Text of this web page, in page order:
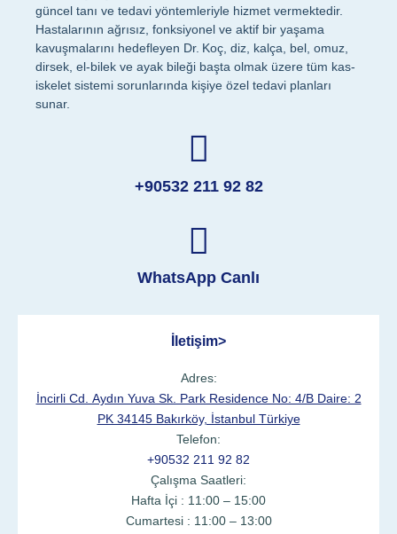
güncel tanı ve tedavi yöntemleriyle hizmet vermektedir.
Hastalarının ağrısız, fonksiyonel ve aktif bir yaşama
kavuşmalarını hedefleyen Dr. Koç, diz, kalça, bel, omuz,
dirsek, el-bilek ve ayak bileği başta olmak üzere tüm kas-
iskelet sistemi sorunlarında kişiye özel tedavi planları
sunar.
+90532 211 92 82
WhatsApp Canlı
İletişim>
Adres:
İncirli Cd. Aydın Yuva Sk. Park Residence No: 4/B Daire: 2
PK 34145 Bakırköy, İstanbul Türkiye
Telefon:
+90532 211 92 82
Çalışma Saatleri:
Hafta İçi : 11:00 – 15:00
Cumartesi : 11:00 – 13:00